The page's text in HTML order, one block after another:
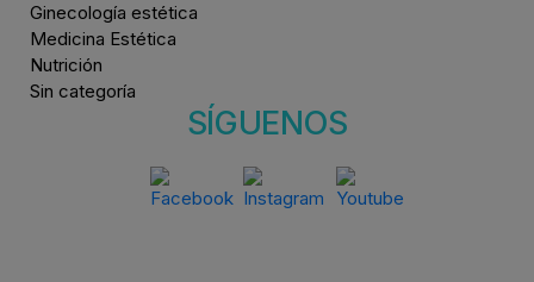
Ginecología estética
Medicina Estética
Nutrición
Sin categoría
SÍGUENOS